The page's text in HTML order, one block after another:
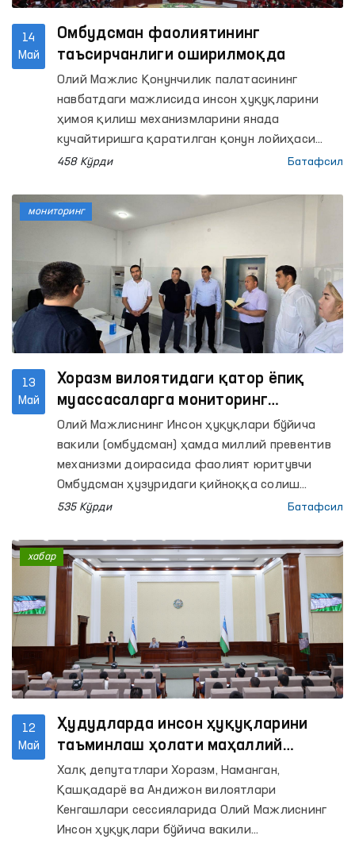
амалий маркази ҳамда Андижон вилояти ИИБ
Маъмурий қамоққа олинган шахсларни қабул
қилиш ва сақлаш учун мўлжалланган махсус
қабулхонага (Махсус қабулхона) мониторинг
14
Май
Омбудсман фаолиятининг
таъсирчанлиги оширилмоқда
Олий Мажлис Қонунчилик палатасининг
навбатдаги мажлисида инсон ҳуқуқларини
ҳимоя қилиш механизмларини янада
кучайтиришга қаратилган қонун лойиҳаси
иккинчи ўқишда қабул қилинди.
458 Кўрди Батафсил
13
Май
Хоразм вилоятидаги қатор ёпиқ
муассасаларга мониторинг
ташрифлари амалга оширилди
Олий Мажлиснинг Инсон ҳуқуқлари бўйича
вакили (омбудсман) ҳамда миллий превентив
механизми доирасида фаолият юритувчи
Омбудсман ҳузуридаги қийноққа солиш
ҳолларининг олдини олиш бўйича
вилоятидаги ҳаракатланиш эркинлиги
чекланган шахслар сақланадиган қатор ёпиқ
муассасаларга мониторинг ташрифлари
амалга оширилди.
535 Кўрди Батафсил
мониторинг
12
Май
Ҳудудларда инсон ҳуқуқларини
таъминлаш ҳолати маҳаллий
Кенгашлар сессияларида муҳокама
қилинди
Халқ депутатлари Хоразм, Наманган,
Қашқадарё ва Андижон вилоятлари
Кенгашлари сессияларида Олий Мажлиснинг
Инсон ҳуқуқлари бўйича вакили
хабар